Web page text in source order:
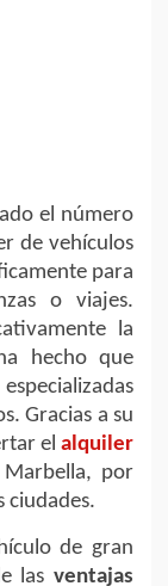
el número
de vehículos
para
o viajes.
la
hecho que
especializadas
Gracias a su
el alquiler
por
ciudades.
de gran
las ventajas